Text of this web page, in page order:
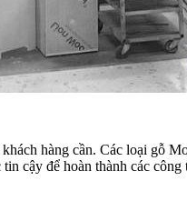
hàng cần. Các loại gỗ
cậy để hoàn thành các công